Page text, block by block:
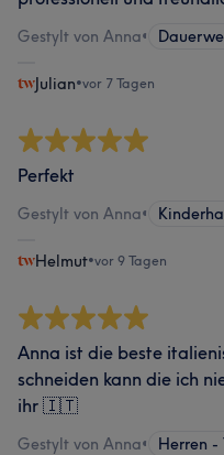
Gestylt von Anna•
Julian•vor 7 Tagen
Perfekt
Gestylt von Anna•
Helmut•vor 9 Tagen
Anna ist die beste
schneiden kann die ich
ihr 🇮🇹
Gestylt von Anna• Herren -